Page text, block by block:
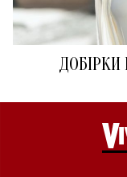
ДОБІРКИ